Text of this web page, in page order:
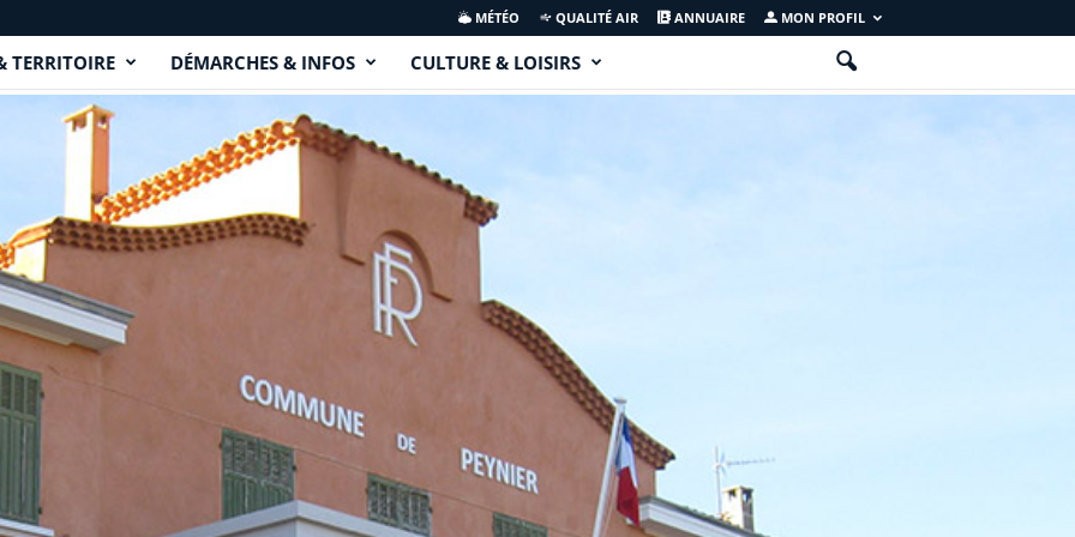
MÉTÉO QUALITÉ AIR ANNUAIRE MON PROFIL
TERRITOIRE DÉMARCHES & INFOS CULTURE & LOISIRS